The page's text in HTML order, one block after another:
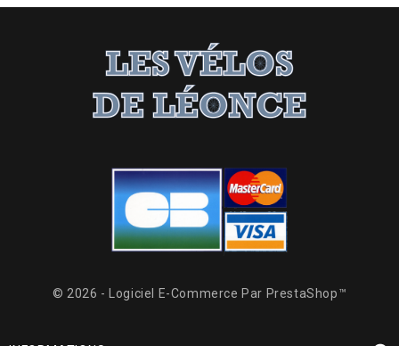
© 2026 - Logiciel E-Commerce Par PrestaShop™